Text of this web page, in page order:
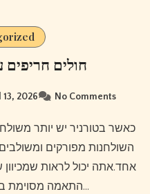
חולים חריפים
2026 No Comments
כאשר בטורניר יש יותר משולחן אחד, כאשר שחקנים נשברים,
השולחנות מפורקים
אחד.אתה יכול לראות
התאמה מסוימת באסטרטגיית המשחק…